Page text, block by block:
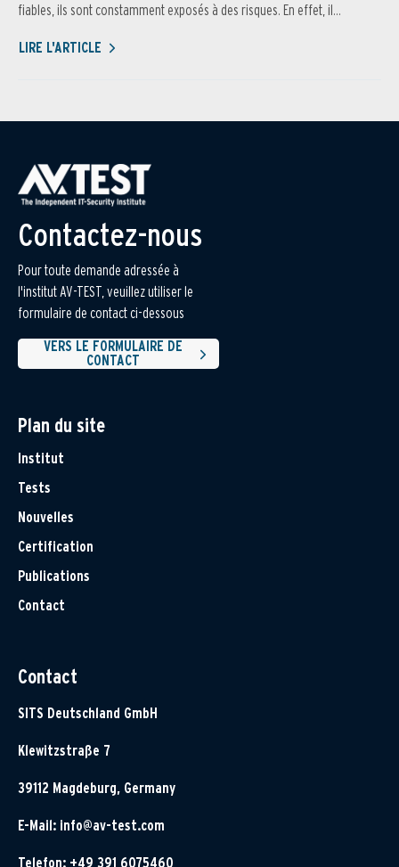
fiables, ils sont constamment exposés à des risques. En effet, il...
LIRE L'ARTICLE
Contactez-nous
Pour toute demande adressée à
l'institut AV-TEST, veuillez utiliser le
formulaire de contact ci-dessous
VERS LE FORMULAIRE DE
CONTACT
Plan du site
Institut
Tests
Nouvelles
Certification
Publications
Contact
Contact
SITS Deutschland GmbH
Klewitzstraße 7
39112 Magdeburg, Germany
E-Mail: info@av-test.com
Telefon: +49 391 6075460